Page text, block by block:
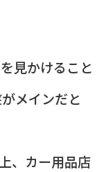
見かけること
メインだと
、カー用品店